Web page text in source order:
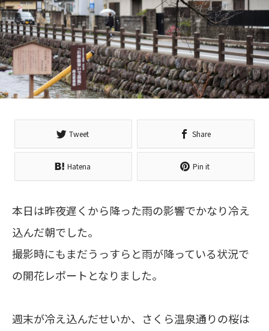
Tweet Share
Hatena Pin it
本日は昨夜遅くから降った雨の影響でかなり冷え
込んだ朝でした。
撮影時にもまだうっすらと雨が降っている状況で
の開花レポートとなりました。
週末が冷え込んだせいか、さくら温泉通りの桜は